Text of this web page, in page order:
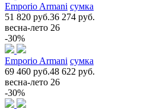
Emporio Armani сумка
51 820 руб.36 274 руб.
весна-лето 26
-30%
Emporio Armani сумка
69 460 руб.48 622 руб.
весна-лето 26
-30%